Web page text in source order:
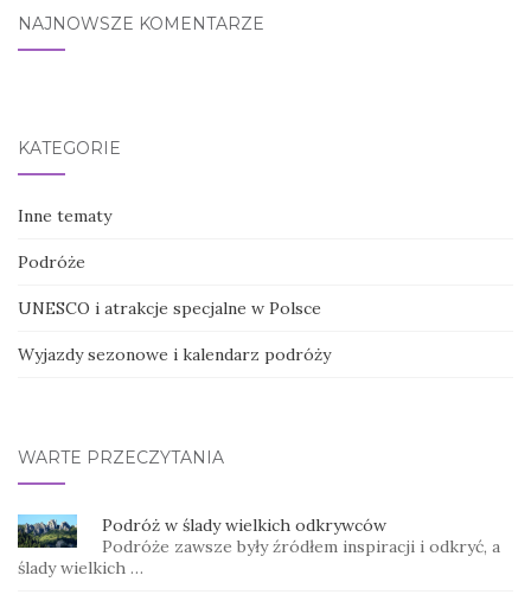
NAJNOWSZE KOMENTARZE
KATEGORIE
Inne tematy
Podróże
UNESCO i atrakcje specjalne w Polsce
Wyjazdy sezonowe i kalendarz podróży
WARTE PRZECZYTANIA
Podróż w ślady wielkich odkrywców
Podróże zawsze były źródłem inspiracji i odkryć, a
ślady wielkich …